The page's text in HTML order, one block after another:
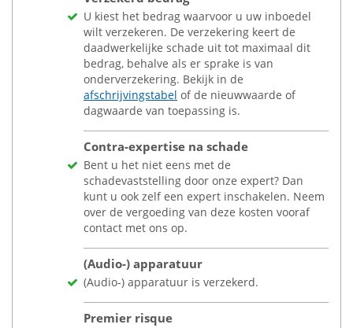
U kiest het bedrag waarvoor u uw inboedel
wilt verzekeren. De verzekering keert de
daadwerkelijke schade uit tot maximaal dit
bedrag, behalve als er sprake is van
onderverzekering. Bekijk in de
afschrijvingstabel of de nieuwwaarde of
dagwaarde van toepassing is.
Contra-expertise na schade
Bent u het niet eens met de
schadevaststelling door onze expert? Dan
kunt u ook zelf een expert inschakelen. Neem
over de vergoeding van deze kosten vooraf
contact met ons op.
(Audio-) apparatuur
(Audio-) apparatuur is verzekerd.
Premier risque